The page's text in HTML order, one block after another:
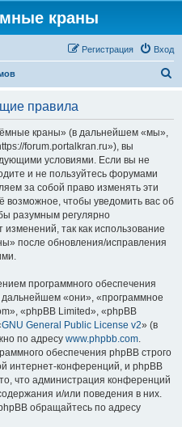
краны
Вход
Регистрация
правила
краны» (в дальнейшем «мы»,
forum.portalkran.ru»), вы
условиями. Если вы не
и не пользуйтесь форумами
за собой право изменять эти
возможное, чтобы уведомить вас об
разумным регулярно
так как использование
после обновления/исправления
программного обеспечения
«они», «программное
«phpBB Limited», «phpBB
GNU General Public License v2» (в
по адресу www.phpbb.com.
обеспечения phpBB строго
интернет-конференций, и phpBB
что администрация конференций
и/или поведения в них.
обращайтесь по адресу